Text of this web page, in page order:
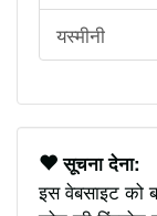
यस्मीनी
सूचना देना:
इस वेबसाइट को